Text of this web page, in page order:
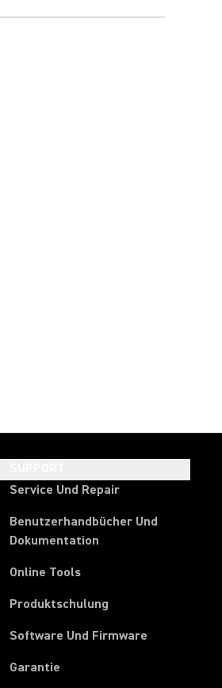
Service Und Repair
Benutzerhandbücher Und
Dokumentation
Online Tools
Produktschulung
Software Und Firmware
Garantie